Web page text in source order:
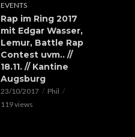
EVENTS
Rap im Ring 2017
mit Edgar Wasser,
Lemur, Battle Rap
Contest uvm.. //
18.11. // Kantine
Augsburg
23/10/2017
Phil
119 views